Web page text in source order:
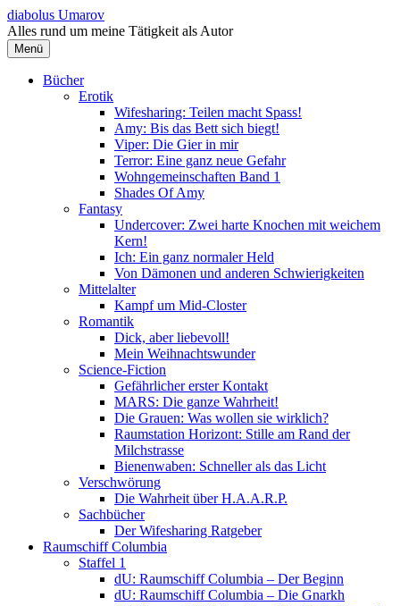
Springe
zum
Inhalt
diabolus Umarov
Alles rund um meine Tätigkeit als Autor
Menü
Bücher
Erotik
Wifesharing: Teilen macht Spass!
Amy: Bis das Bett sich biegt!
Viper: Die Gier in mir
Terror: Eine ganz neue Gefahr
Wohngemeinschaften Band 1
Shades Of Amy
Fantasy
Undercover: Zwei harte Knochen mit weichem
Kern!
Ich: Ein ganz normaler Held
Von Dämonen und anderen Schwierigkeiten
Mittelalter
Kampf um Mid-Closter
Romantik
Dick, aber liebevoll!
Mein Weihnachtswunder
Science-Fiction
Gefährlicher erster Kontakt
MARS: Die ganze Wahrheit!
Die Grauen: Was wollen sie wirklich?
Raumstation Horizont: Stille am Rand der
Milchstrasse
Bienenwaben: Schneller als das Licht
Verschwörung
Die Wahrheit über H.A.A.R.P.
Sachbücher
Der Wifesharing Ratgeber
Raumschiff Columbia
Staffel 1
dU: Raumschiff Columbia – Der Beginn
dU: Raumschiff Columbia – Die Gnarkh